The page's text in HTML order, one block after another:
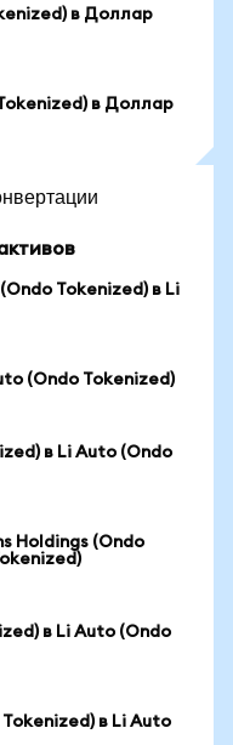
в Доллар
в Доллар
Tokenized) в Li
(Ondo Tokenized)
в Li Auto (Ondo
Holdings (Ondo
в Li Auto (Ondo
в Li Auto